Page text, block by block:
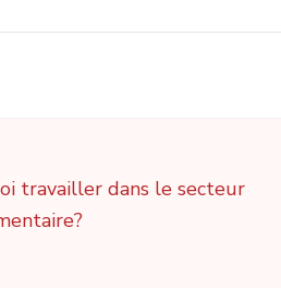
travailler dans le secteur